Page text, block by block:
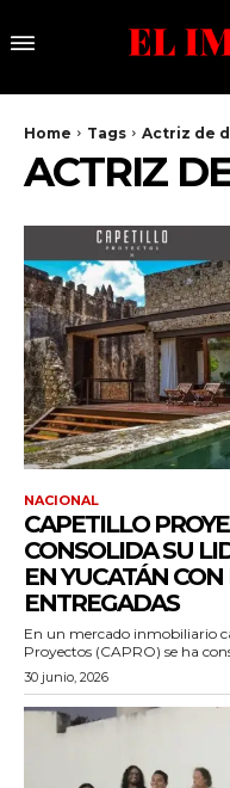
Home Tags Actriz de
ACTRIZ
NACIONAL
CAPETILLO
CONSOLIDA SU
EN YUCATÁN
ENTREGADAS
En un mercado inmobiliario
Proyectos (CAPRO) se ha
30 junio, 2026